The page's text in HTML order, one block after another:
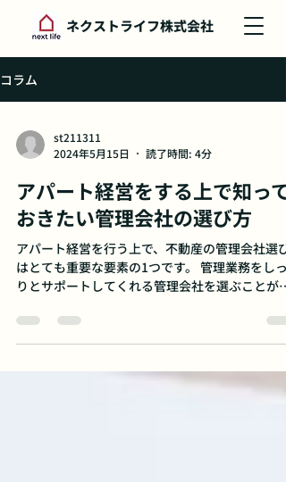
ネクストライフ株式会社
コラム
st211311
2024年5月15日
読了時間: 4分
アパート経営をする上で知って
おきたい管理会社の選び方
アパート経営を行う上で、不動産の管理会社選び
はとても重要な要素の1つです。 管理業務をしっ
りとサポートしてくれる管理会社を選ぶことが、
収益性を確保する近道だと言えます。 今回はアパ
ート経営をする際の管理会社の選び方についてご